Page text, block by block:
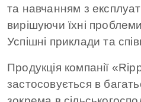
та навчанням з
вирішуючи їхні
Успішні приклади та
Продукція компанії
застосовується в